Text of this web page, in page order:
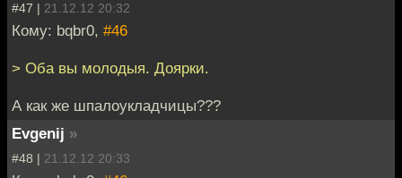
#47 | 21.12.12 20:32
Кому: bqbr0, #46
> Оба вы молодыя. Доярки.
А как же шпалоукладчицы???
Evgenij »
#48 | 21.12.12 20:33